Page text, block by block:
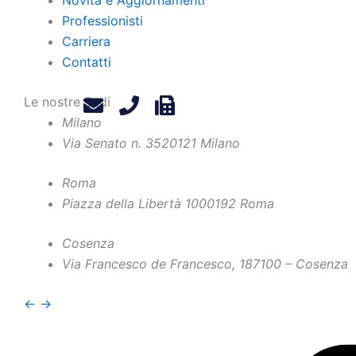
Professionisti
Carriera
Contatti
Le nostre Sedi
Milano
Via Senato n. 3520121 Milano
Roma
Piazza della Libertà 1000192 Roma
Cosenza
Via Francesco de Francesco, 187100 – Cosenza
← →
Paolo